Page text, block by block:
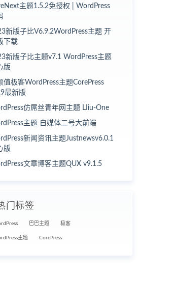
主题1.5.2免授权 | WordPress
新版子比V6.9.2WordPress主题 开
下载
新版子比主题v7.1 WordPress主题
版
值极客WordPress主题CorePress
最新版
仿屌丝青年网主题 LIiu-One
主题 自媒体二号大前端
新闻资讯主题Justnewsv6.0.1
版
文章博客主题QUX v9.1.5
门标签
巴巴主题 极客
主题 CorePress